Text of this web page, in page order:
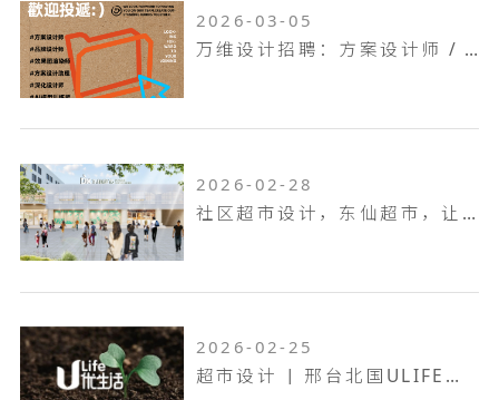
2026-03-05
万维设计招聘：方案设计师 / 方案设计助理...
2026-02-28
社区超市设计，东仙超市，让生活回归本真！
2026-02-25
超市设计 | 邢台北国ULIFE，共生共融，工业底色的烟火叙事！